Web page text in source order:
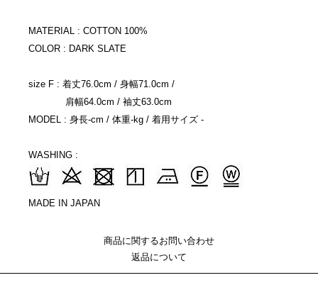
MATERIAL : COTTON 100%
COLOR : DARK SLATE
size F : 着丈76.0cm / 身幅71.0cm /
肩幅64.0cm / 袖丈63.0cm
MODEL : 身長-cm / 体重-kg / 着用サイズ -
WASHING :
MADE IN JAPAN
商品に関するお問い合わせ
返品について